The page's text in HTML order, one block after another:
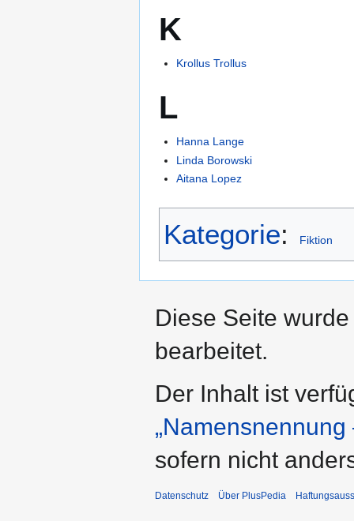
K
Krollus Trollus
L
Hanna Lange
Linda Borowski
Aitana Lopez
Kategorie: Fiktion
Diese Seite
bearbeitet.
Der Inhalt ist
sofern nicht
Datenschutz Über PlusPedia